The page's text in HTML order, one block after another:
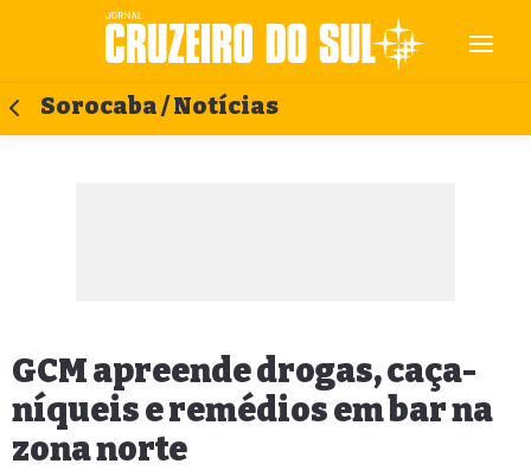
Sorocaba / Notícias
GCM apreende drogas, caça-
níqueis e remédios em bar na
zona norte